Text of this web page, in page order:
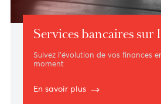
Services bancaires